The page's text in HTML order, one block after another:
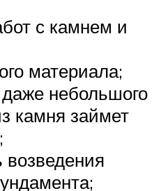
с камнем и
материала;
небольшого
камня займет
возведения